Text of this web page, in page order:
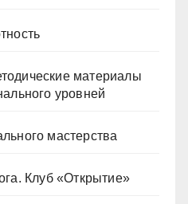
материалы
уровней
мастерства
Клуб «Открытие»